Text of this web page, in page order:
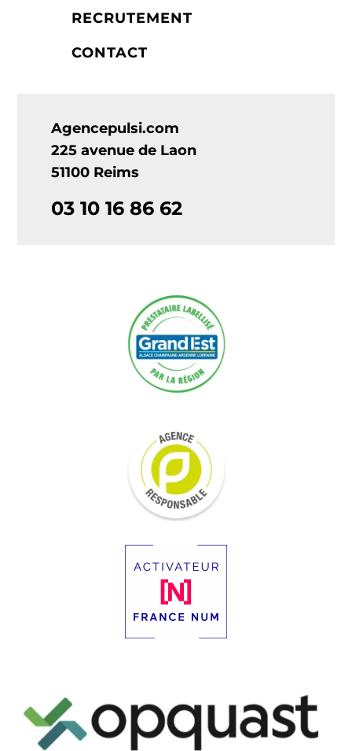
RECRUTEMENT
CONTACT
Agencepulsi.com
225 avenue de Laon
51100 Reims
03 10 16 86 62